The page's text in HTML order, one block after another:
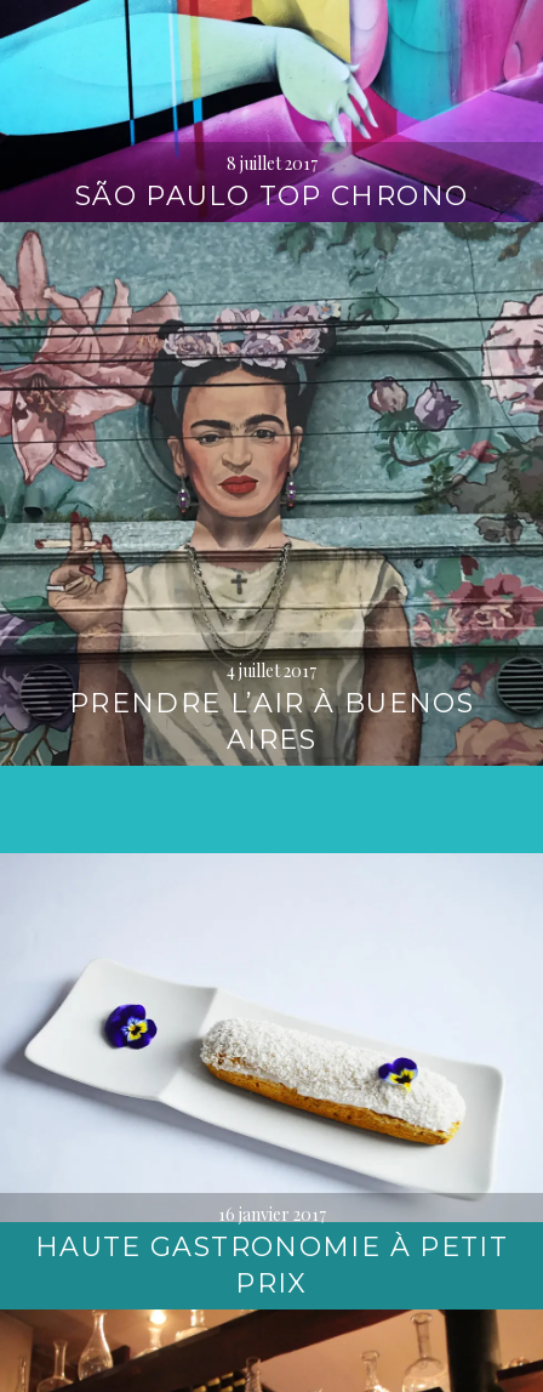
8 juillet 2017
SÃO PAULO TOP CHRONO
4 juillet 2017
PRENDRE L’AIR À BUENOS
AIRES
16 janvier 2017
HAUTE GASTRONOMIE À PETIT
PRIX